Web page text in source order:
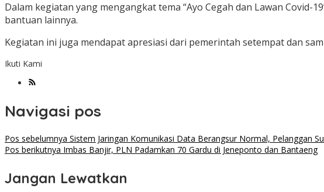
Dalam kegiatan yang mengangkat tema “Ayo Cegah dan Lawan
bantuan lainnya.
Kegiatan ini juga mendapat apresiasi dari pemerintah setempat dan
Ikuti Kami
Navigasi pos
Pos sebelumnya Sistem Jaringan Komunikasi Data Berangsur Normal, Pelanggan
Pos berikutnya Imbas Banjir, PLN Padamkan 70 Gardu di Jeneponto dan Bantaeng
Jangan Lewatkan